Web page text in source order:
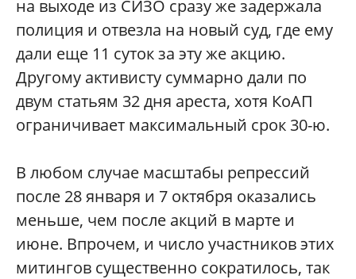
на выходе из СИЗО сразу же задержала
полиция и отвезла на новый суд, где ему
дали еще 11 суток за эту же акцию.
Другому активисту суммарно дали по
двум статьям 32 дня ареста, хотя КоАП
ограничивает максимальный срок 30-ю.
В любом случае масштабы репрессий
после 28 января и 7 октября оказались
меньше, чем после акций в марте и
июне. Впрочем, и число участников этих
митингов существенно сократилось, так